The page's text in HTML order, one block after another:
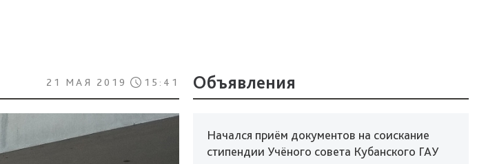
21 МАЯ 2019 15:41 Объявления
Начался приём документов на соискание
стипендии Учёного совета Кубанского ГАУ